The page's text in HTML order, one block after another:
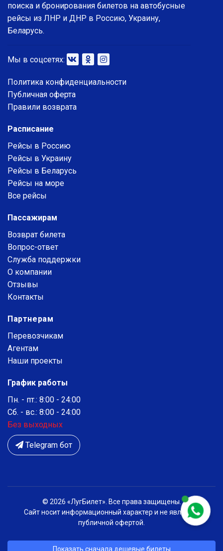
поиска и бронирования билетов на автобусные
рейсы из ЛНР и ДНР в Россию, Украину,
Беларусь.
Мы в соцсетях:
Политика конфиденциальности
Публичная оферта
Правили возврата
Расписание
Рейсы в Россию
Рейсы в Украину
Рейсы в Беларусь
Рейсы на море
Все рейсы
Пассажирам
Возврат билета
Вопрос-ответ
Служба поддержки
О компании
Отзывы
Контакты
Партнерам
Перевозчикам
Агентам
Наши проекты
График работы
Пн. - пт.: 8:00 - 24:00
Сб. - вс.: 8:00 - 24:00
Без выходных
Telegram бот
© 2026 «ЛугБилет». Все права защищены.
Сайт носит информационный характер и не является
публичной офертой.
Показать сначала дешевые билеты